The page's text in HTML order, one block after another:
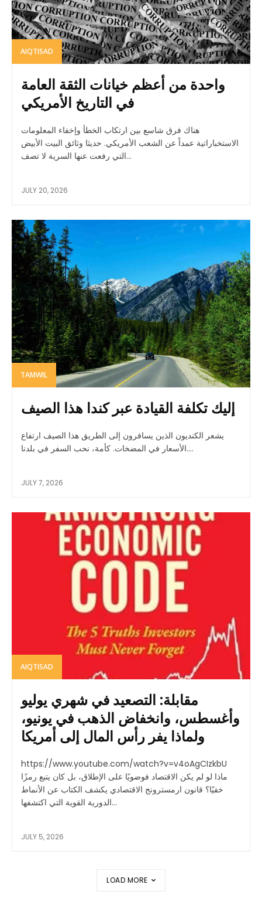
AIQTISAD
واحدة من أعظم خيانات الثقة العامة
في التاريخ الأمريكي
هناك فرق شاسع بين ارتكاب الخطأ وإخفاء المعلومات
الاستخباراتية عمداً عن الشعب الأمريكي. حديثا وثائق البيت الأبيض
التي رفعت عنها السرية لا تصف...
JULY 20, 2026
TAMWIL
إليك تكلفة القيادة عبر كندا هذا الصيف
يشعر الكنديون الذين يسافرون إلى الطريق هذا الصيف ارتفاع
الأسعار في المضخات. كأمة، نحب السفر في بلدنا....
JULY 7, 2026
AIQTISAD
مقابلة: التصعيد في شهري يوليو
وأغسطس، وانخفاض الذهب في يونيو،
ولماذا يفر رأس المال إلى أمريكا
https://www.youtube.com/watch?v=v4oAgCIzkbU
ماذا لو لم يكن الاقتصاد فوضويًا على الإطلاق، بل كان يتبع رمزًا
خفيًا؟ قانون ارمسترونج الاقتصادي يكشف الكتاب عن الأنماط
الدورية القوية التي اكتشفها...
JULY 5, 2026
LOAD MORE